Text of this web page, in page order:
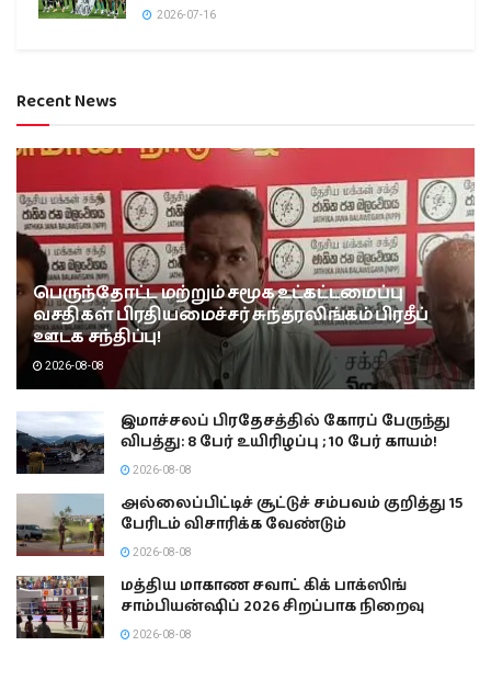
2026-07-16
Recent News
பெருந்தோட்ட மற்றும் சமூக உட்கட்டமைப்பு
வசதிகள் பிரதியமைச்சர் சுந்தரலிங்கம் பிரதீப்
ஊடக சந்திப்பு!
2026-08-08
இமாச்சலப் பிரதேசத்தில் கோரப் பேருந்து
விபத்து: 8 பேர் உயிரிழப்பு ; 10 பேர் காயம்!
2026-08-08
அல்லைப்பிட்டிச் சூட்டுச் சம்பவம் குறித்து 15
பேரிடம் விசாரிக்க வேண்டும்
2026-08-08
மத்திய மாகாண சவாட் கிக் பாக்ஸிங்
சாம்பியன்ஷிப் 2026 சிறப்பாக நிறைவு
2026-08-08